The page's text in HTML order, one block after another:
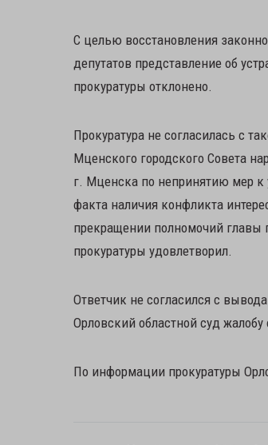
С целью восстановления
депутатов представление об
прокуратуры отклонено.
Прокуратура не согласилась с
Мценского городского Совета
г. Мценска по непринятию мер к
факта наличия конфликта
прекращении полномочий главы
прокуратуры удовлетворил.
Ответчик не согласился с
Орловский областной суд
По информации прокуратуры